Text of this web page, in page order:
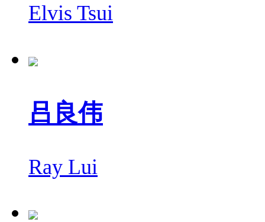
Elvis Tsui
吕良伟
Ray Lui